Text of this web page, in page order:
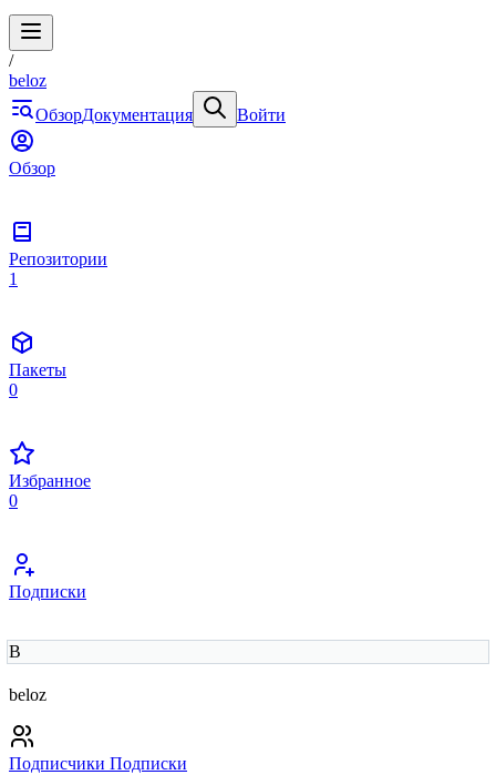
/
beloz
ОбзорДокументация Войти
Обзор
Репозитории
1
Пакеты
0
Избранное
0
Подписки
B
beloz
Подписчики Подписки